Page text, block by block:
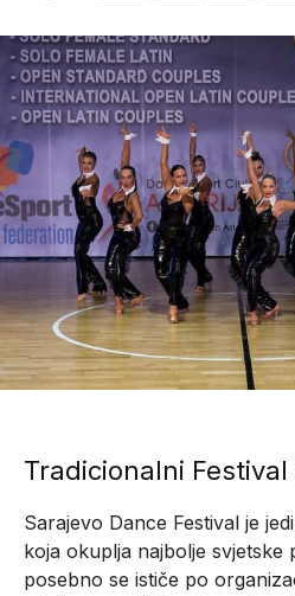
Tradicionalni Festival
Sarajevo Dance Festival je
koja okuplja najbolje svjetske
posebno se ističe po